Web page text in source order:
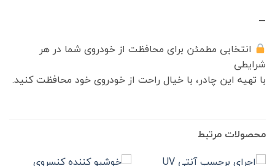
—
انتخابی مطمئن برای محافظت از خودروی شما در هر
شرایطی
با تهیه این چادر، با خیال راحت از خودروی خود محافظت کنید.
محصولات مرتبط